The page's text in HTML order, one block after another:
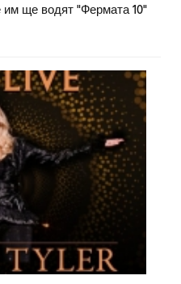
ще водят "Фермата 10"